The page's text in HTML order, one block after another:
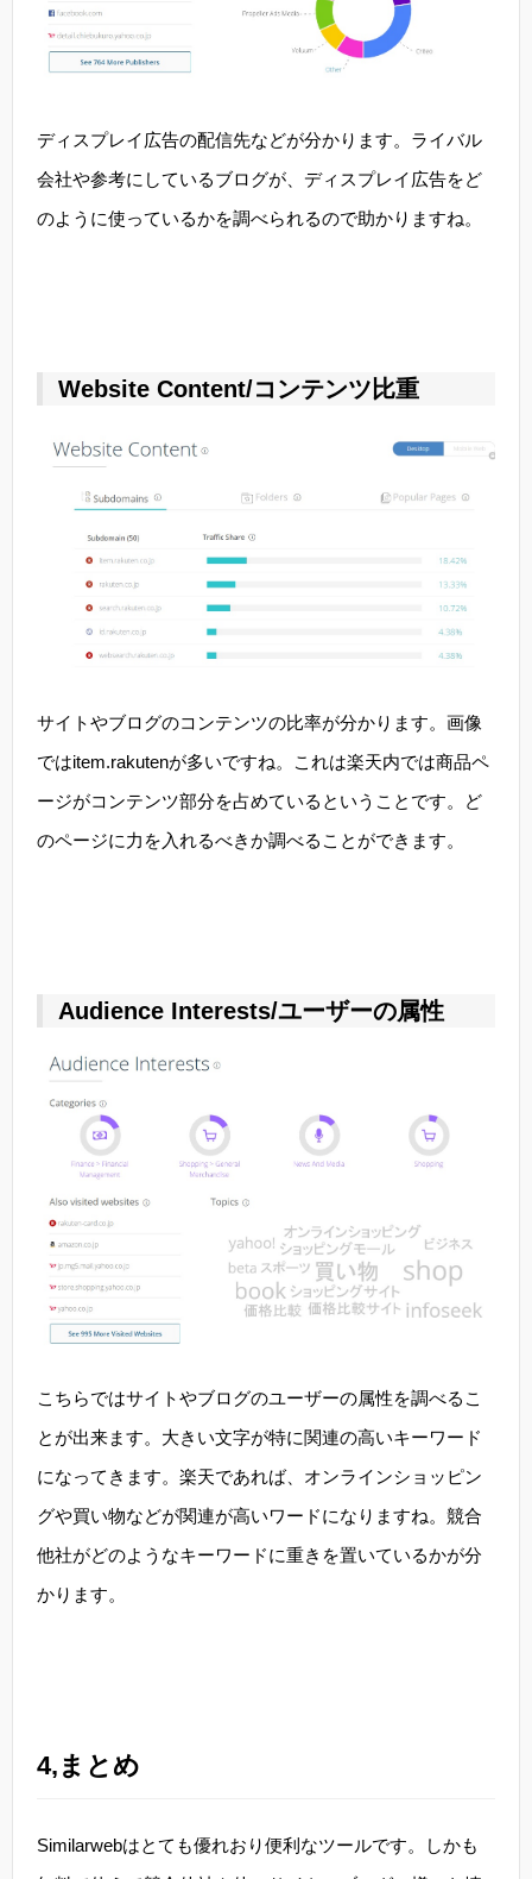
ディスプレイ広告の配信先などが分かります。ライバル
会社や参考にしているブログが、ディスプレイ広告をど
のように使っているかを調べられるので助かりますね。
Website Content/コンテンツ比重
サイトやブログのコンテンツの比率が分かります。画像
ではitem.rakutenが多いですね。これは楽天内では商品ペ
ージがコンテンツ部分を占めているということです。ど
のページに力を入れるべきか調べることができます。
Audience Interests/ユーザーの属性
こちらではサイトやブログのユーザーの属性を調べるこ
とが出来ます。大きい文字が特に関連の高いキーワード
になってきます。楽天であれば、オンラインショッピン
グや買い物などが関連が高いワードになりますね。競合
他社がどのようなキーワードに重きを置いているかが分
かります。
4,まとめ
Similarwebはとても優れおり便利なツールです。しかも